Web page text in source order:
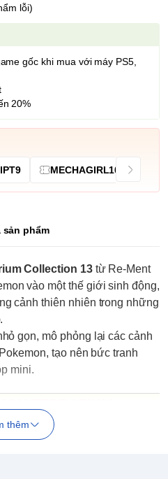
lỗi)
gốc khi mua với máy PS5,
20%
MECHAGIRL10
sản phẩm
Collection 13từ Re-Ment
vào một thế giới sinh động,
cảnh thiên nhiên trong những
gọn, mô phỏng lại các cảnh
tạo nên bức tranh
mini.
HÌNH CHÍNH HÃNG
thêm